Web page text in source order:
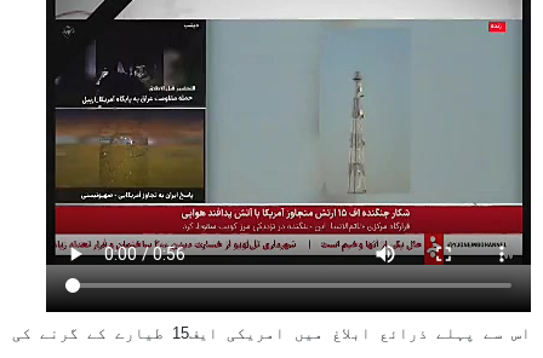
اس سے پہلے ذرائع ابلاغ میں امریکی ایف15 طیارے کے گرنے کی